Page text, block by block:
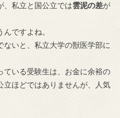
、私立と国公立では雲泥の差が
ですよね。
いと、私立大学の獣医学部に
ている受験生は、お金に余裕の
立ほどではありませんが、人気